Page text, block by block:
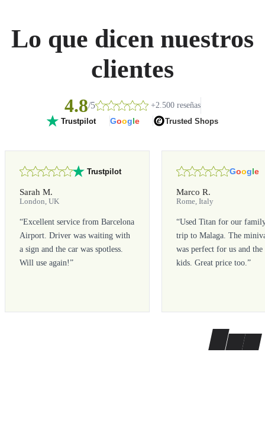
Lo que dicen nuestros
clientes
4.8/5 +2.500 reseñas
Trustpilot Google Trusted Shops
Trustpilot
Sarah M.
London, UK
“Excellent service from Barcelona
Airport. Driver was waiting with
a sign and the car was spotless.
Will use again!”
Google
Marco R.
Rome, Italy
“Used Titan for our
trip to Malaga. The
was perfect for us and the
kids. Great price too.”